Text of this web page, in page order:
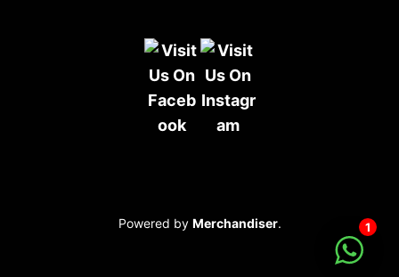
Powered by Merchandiser. 1